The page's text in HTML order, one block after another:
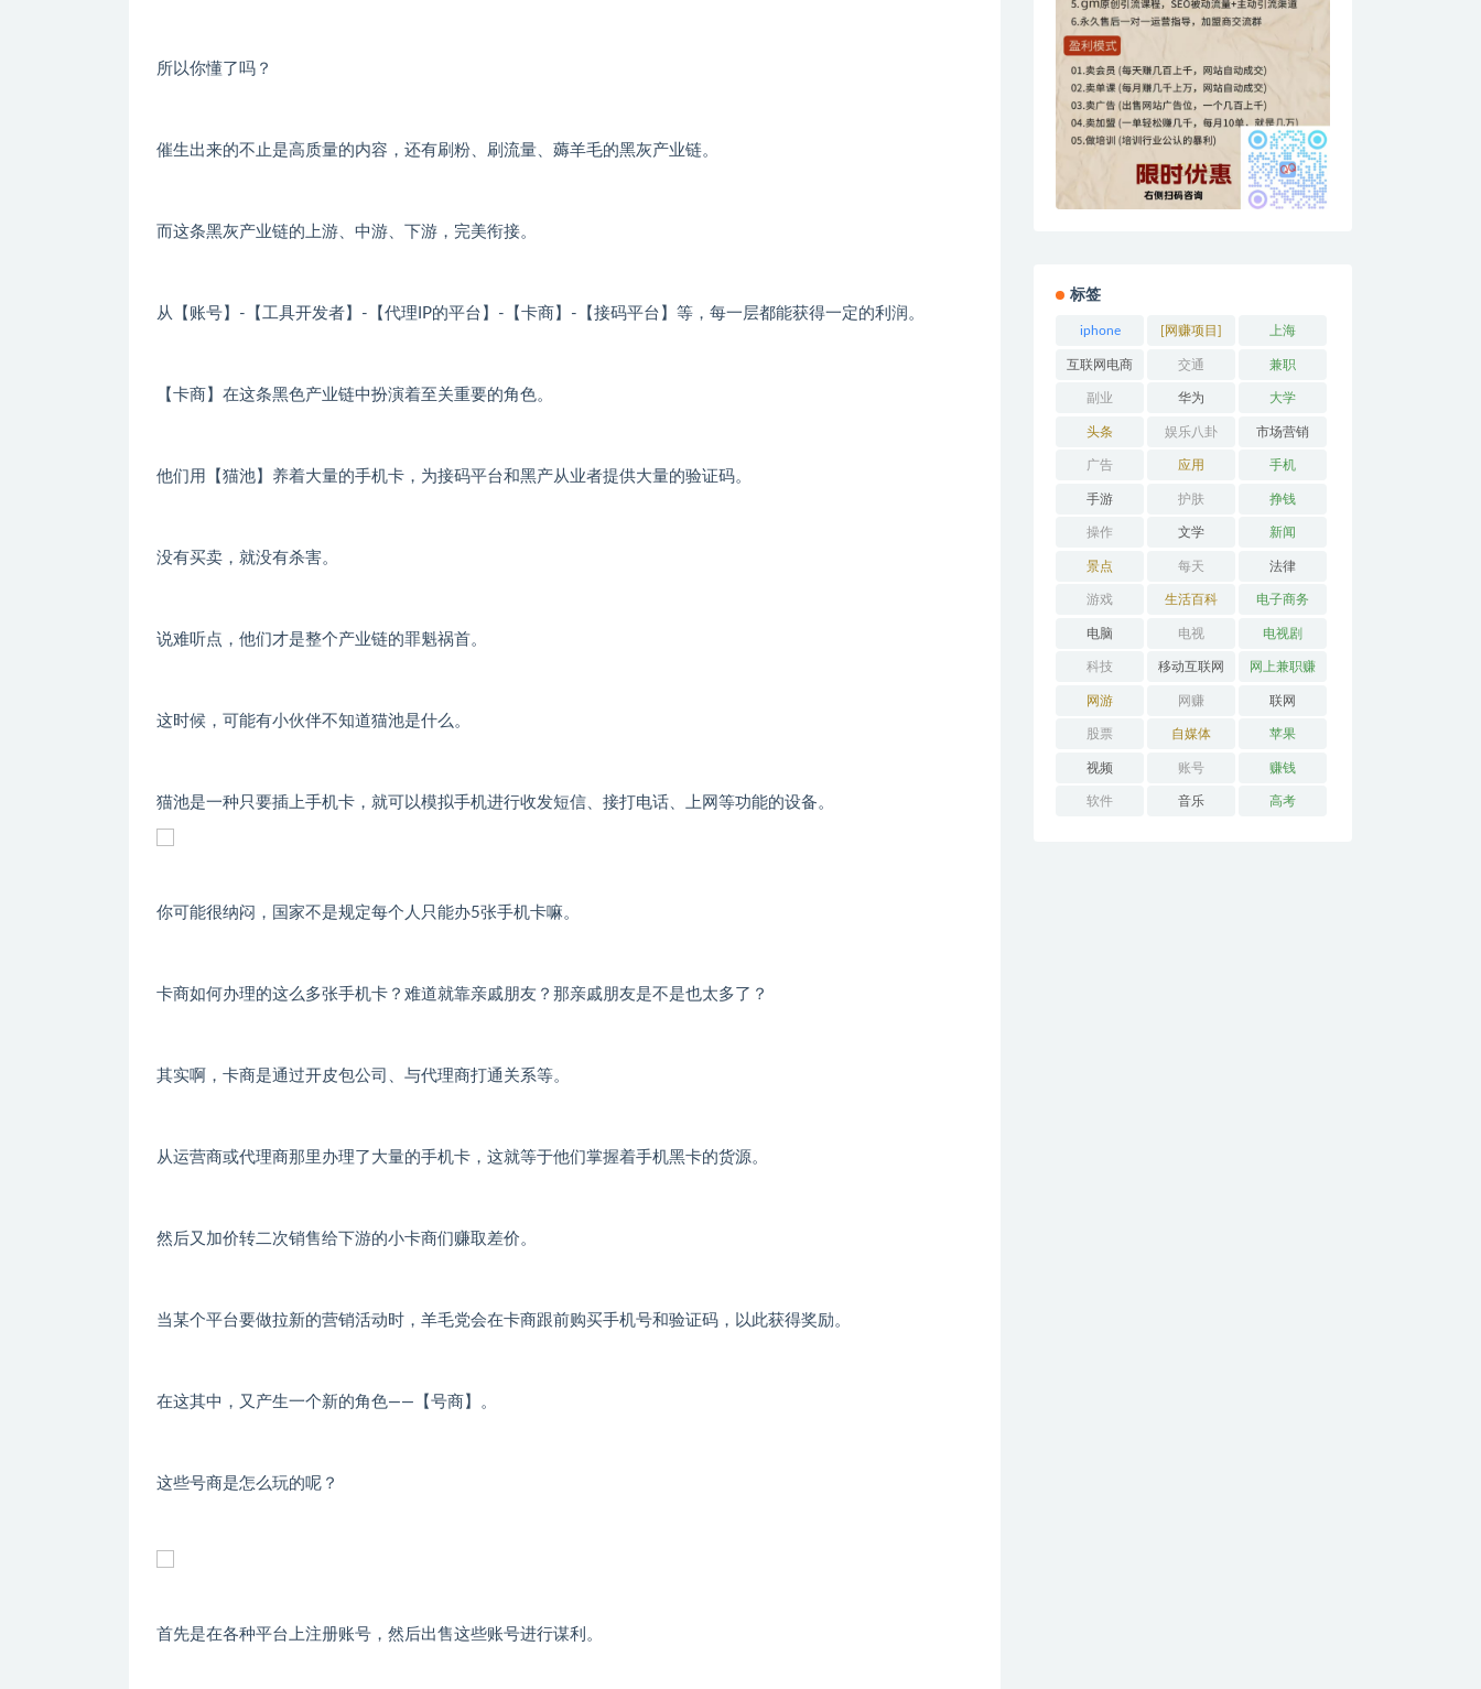
所以你懂了吗？
催生出来的不止是高质量的内容，还有刷粉、刷流量、薅羊毛的黑灰产业链。
而这条黑灰产业链的上游、中游、下游，完美衔接。
从【账号】-【工具开发者】-【代理IP的平台】-【卡商】-【接码平台】等，每一层都能获得一定的利润。
【卡商】在这条黑色产业链中扮演着至关重要的角色。
他们用【猫池】养着大量的手机卡，为接码平台和黑产从业者提供大量的验证码。
没有买卖，就没有杀害。
说难听点，他们才是整个产业链的罪魁祸首。
这时候，可能有小伙伴不知道猫池是什么。
猫池是一种只要插上手机卡，就可以模拟手机进行收发短信、接打电话、上网等功能的设备。
你可能很纳闷，国家不是规定每个人只能办5张手机卡嘛。
卡商如何办理的这么多张手机卡？难道就靠亲戚朋友？那亲戚朋友是不是也太多了？
其实啊，卡商是通过开皮包公司、与代理商打通关系等。
从运营商或代理商那里办理了大量的手机卡，这就等于他们掌握着手机黑卡的货源。
然后又加价转二次销售给下游的小卡商们赚取差价。
当某个平台要做拉新的营销活动时，羊毛党会在卡商跟前购买手机号和验证码，以此获得奖励。
在这其中，又产生一个新的角色——【号商】。
这些号商是怎么玩的呢？
首先是在各种平台上注册账号，然后出售这些账号进行谋利。
标签
iphone [网赚项目] 上海
互联网电商 交通 兼职
副业 华为 大学
头条 娱乐八卦 市场营销
广告 应用 手机
手游 护肤 挣钱
操作 文学 新闻
景点 每天 法律
游戏 生活百科 电子商务
电脑 电视 电视剧
科技 移动互联网 网上兼职赚
钱
网游 网赚 联网
股票 自媒体 苹果
视频 账号 赚钱
软件 音乐 高考